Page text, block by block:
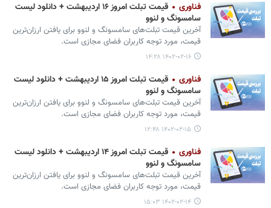
فناوری
قیمت تبلت امروز ۱۶ اردیبهشت + دانلود لیست
سامسونگ و لنوو
آخرین قیمت تبلت‌های سامسونگ و لنوو برای یافتن ارزان‌ترین
قیمت، مورد توجه کاربران فضای مجازی است.
۱۴۰۲-۰۲-۱۶ ۱۴:۲۸
فناوری
قیمت تبلت امروز ۱۵ اردیبهشت + دانلود لیست
سامسونگ و لنوو
آخرین قیمت تبلت‌های سامسونگ و لنوو برای یافتن ارزان‌ترین
قیمت، مورد توجه کاربران فضای مجازی است.
۱۴۰۲-۰۲-۱۵ ۱۲:۴۸
فناوری
قیمت تبلت امروز ۱۴ اردیبهشت + دانلود لیست
سامسونگ و لنوو
آخرین قیمت تبلت‌های سامسونگ و لنوو برای یافتن ارزان‌ترین
قیمت، مورد توجه کاربران فضای مجازی است.
۱۴۰۲-۰۲-۱۴ ۱۵:۰۳